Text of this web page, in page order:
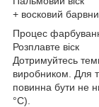
+ восковий
Процес
Розплавте віск
Дотримуйтесь
виробником. Для
повинна бути не
°C).